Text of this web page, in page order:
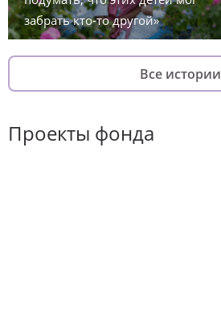
забрать кто-то другой»
Все истории
Проекты фонда